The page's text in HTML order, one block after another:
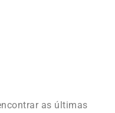
as últimas